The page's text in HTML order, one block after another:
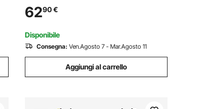
metallica per polli, rete metallica per
gabbie per conigli, giardino
6290€
Disponibile
Consegna: Ven.Agosto 7 - Mar.Agosto 11
Aggiungi al carrello